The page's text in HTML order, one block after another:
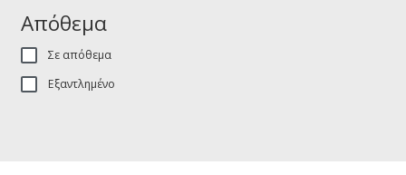
Απόθεμα
Σε απόθεμα
Εξαντλημένο